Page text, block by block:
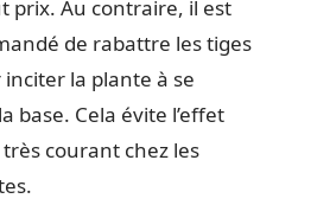
prix. Au contraire, il est
de rabattre les tiges
la plante à se
base. Cela évite l’effet
courant chez les